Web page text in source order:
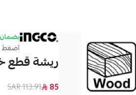
اضغط
ريشة قطع
85
113.91 SAR